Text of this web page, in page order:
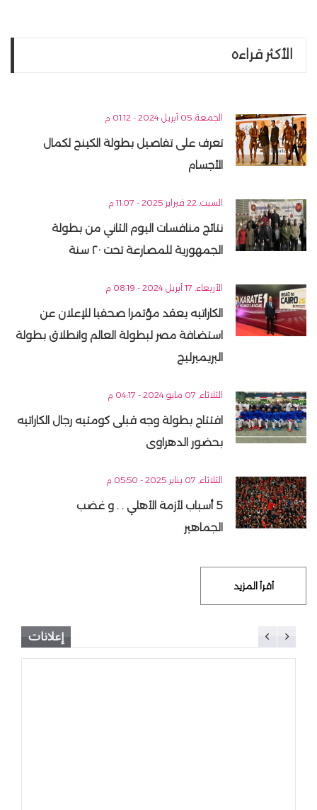
الأكثر قراءه
الجمعة, 05 أبريل 2024 - 01:12 م
تعرف على تفاصيل بطولة الكينج لكمال
الأجسام
السبت, 22 فبراير 2025 - 11:07 م
نتائج منافسات اليوم الثاني من بطولة
الجمهورية للمصارعة تحت ٢٠ سنة
الأربعاء, 17 أبريل 2024 - 08:19 م
الكاراتيه يعقد مؤتمرا صحفيا للإعلان عن
استضافة مصر لبطولة العالم وانطلاق بطولة
البريميرليج
الثلاثاء, 07 مايو 2024 - 04:17 م
افتتاح بطولة وجه قبلى كومتيه رجال الكاراتيه
بحضور الدهراوى
الثلاثاء, 07 يناير 2025 - 05:50 م
5 أسباب لأزمة الأهلي . . و غضب
الجماهير
أقرأ المزيد
إعلانات